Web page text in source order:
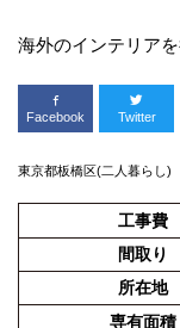
海外のインテリア
Facebook Twitter
東京都板橋区(二人暮らし)
工事費
間取り
所在地
専有面積